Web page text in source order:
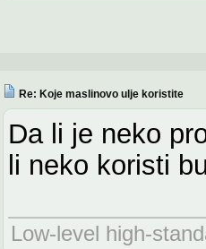
Re: Koje maslinovo ulje koristite
Da li je neko
li neko koristi
Low-level high-